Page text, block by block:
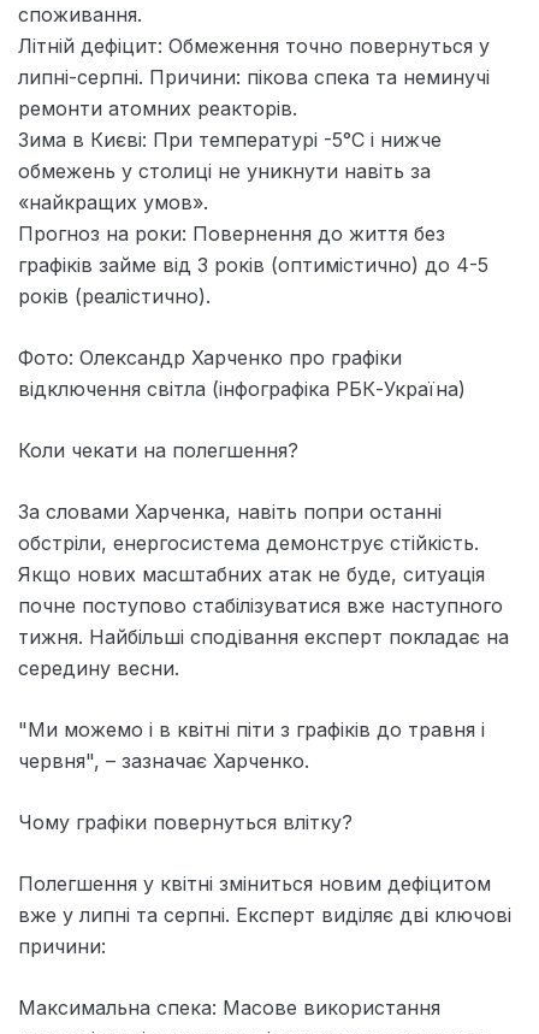
споживання.
Літній дефіцит: Обмеження точно повернуться у
липні-серпні. Причини: пікова спека та неминучі
ремонти атомних реакторів.
Зима в Києві: При температурі -5°C і нижче
обмежень у столиці не уникнути навіть за
«найкращих умов».
Прогноз на роки: Повернення до життя без
графіків займе від 3 років (оптимістично) до 4-5
років (реалістично).
Фото: Олександр Харченко про графіки
відключення світла (інфографіка РБК-Україна)
Коли чекати на полегшення?
За словами Харченка, навіть попри останні
обстріли, енергосистема демонструє стійкість.
Якщо нових масштабних атак не буде, ситуація
почне поступово стабілізуватися вже наступного
тижня. Найбільші сподівання експерт покладає на
середину весни.
"Ми можемо і в квітні піти з графіків до травня і
червня", – зазначає Харченко.
Чому графіки повернуться влітку?
Полегшення у квітні зміниться новим дефіцитом
вже у липні та серпні. Експерт виділяє дві ключові
причини:
Максимальна спека: Масове використання